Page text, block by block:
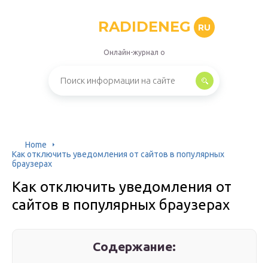
RADIDENEG RU
Онлайн-журнал о
Home
Как отключить уведомления от сайтов в популярных
браузерах
Как отключить уведомления от
сайтов в популярных браузерах
Содержание: